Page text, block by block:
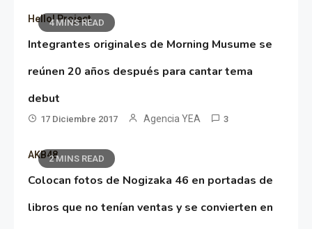
4 MINS READ
Hello! Project
Integrantes originales de Morning Musume se
reúnen 20 años después para cantar tema
debut
17 Diciembre 2017 Agencia YEA 3
2 MINS READ
AKB48
Colocan fotos de Nogizaka 46 en portadas de
libros que no tenían ventas y se convierten en